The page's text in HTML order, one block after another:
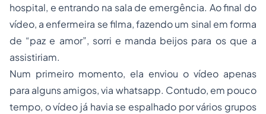
hospital, e entrando na sala de emergência. Ao final do
vídeo, a enfermeira se filma, fazendo um sinal em forma
de “paz e amor”, sorri e manda beijos para os que a
assistiriam.
Num primeiro momento, ela enviou o vídeo apenas
para alguns amigos, via whatsapp. Contudo, em pouco
tempo, o vídeo já havia se espalhado por vários grupos